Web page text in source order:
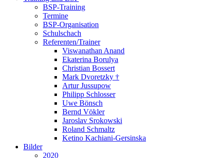
BSP-Training
Termine
BSP-Organisation
Schulschach
Referenten/Trainer
Viswanathan Anand
Ekaterina Borulya
Christian Bossert
Mark Dvoretzky †
Artur Jussupow
Philipp Schlosser
Uwe Bönsch
Bernd Vökler
Jaroslav Srokowski
Roland Schmaltz
Ketino Kachiani-Gersinska
Bilder
2020